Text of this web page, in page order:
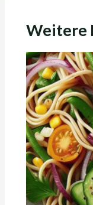
Weitere